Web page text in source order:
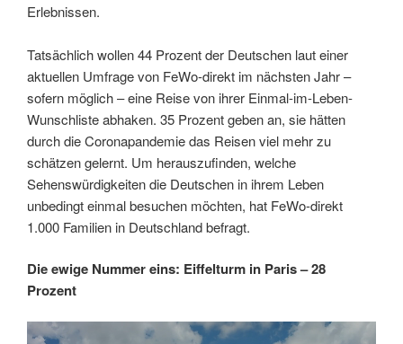
Erlebnissen.
Tatsächlich wollen 44 Prozent der Deutschen laut einer
aktuellen Umfrage von FeWo-direkt im nächsten Jahr –
sofern möglich – eine Reise von ihrer Einmal-im-Leben-
Wunschliste abhaken. 35 Prozent geben an, sie hätten
durch die Coronapandemie das Reisen viel mehr zu
schätzen gelernt. Um herauszufinden, welche
Sehenswürdigkeiten die Deutschen in ihrem Leben
unbedingt einmal besuchen möchten, hat FeWo-direkt
1.000 Familien in Deutschland befragt.
Die ewige Nummer eins: Eiffelturm in Paris – 28
Prozent
Embed